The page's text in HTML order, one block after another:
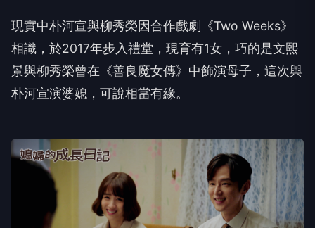
現實中朴河宣與柳秀榮因合作戲劇《Two Weeks》
相識，於2017年步入禮堂，現育有1女， 巧的是文熙
景與柳秀榮曾在《善良魔女傳》中飾演母子， 這次與
朴河宣演婆媳，可說相當有緣。